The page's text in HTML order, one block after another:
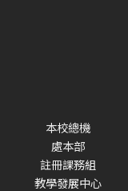
本校總機
處本部
註冊課務組
教學發展中心